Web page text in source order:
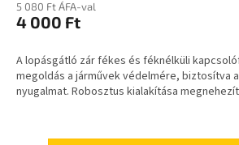
5 080 Ft ÁFA-val
4 000 Ft
A lopásgátló zár fékes és féknélküli
megoldás a járművek védelmére, biztosítva
nyugalmat. Robosztus kialakítása